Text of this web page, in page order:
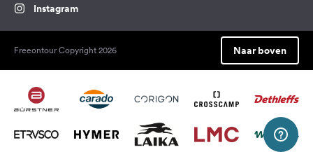
Instagram
Freeontour Copyright 2026 Naar boven